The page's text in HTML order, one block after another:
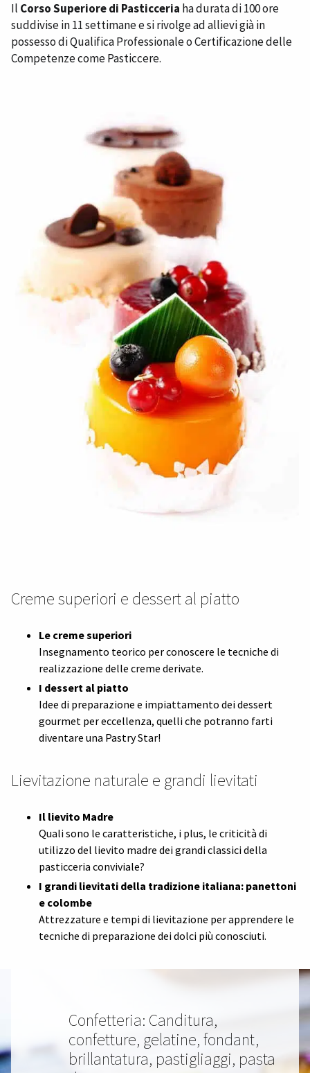
Il Corso Superiore di Pasticceria ha durata di 100 ore
suddivise in 11 settimane e si rivolge ad allievi già in
possesso di Qualifica Professionale o Certificazione delle
Competenze come Pasticcere.
Creme superiori e dessert al piatto
Le creme superiori
Insegnamento teorico per conoscere le tecniche di
realizzazione delle creme derivate.
I dessert al piatto
Idee di preparazione e impiattamento dei dessert
gourmet per eccellenza, quelli che potranno farti
diventare una Pastry Star!
Lievitazione naturale e grandi lievitati
Il lievito Madre
Quali sono le caratteristiche, i plus, le criticità di
utilizzo del lievito madre dei grandi classici della
pasticceria conviviale?
I grandi lievitati della tradizione italiana: panettoni
e colombe
Attrezzature e tempi di lievitazione per apprendere le
tecniche di preparazione dei dolci più conosciuti.
Confetteria: Canditura,
confetture, gelatine, fondant,
brillantatura, pastigliaggi, pasta